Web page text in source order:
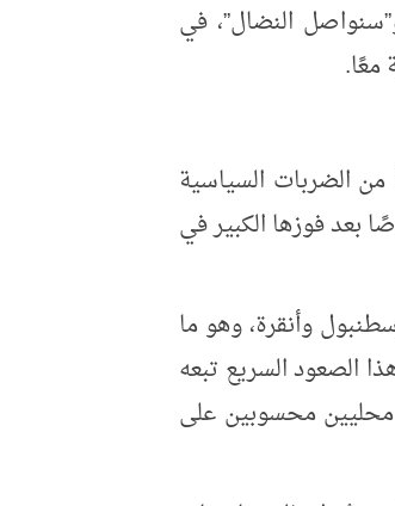
”سنواصل النضال”، في
معًا.
الضربات السياسية
بعد فوزها الكبير في
وأنقرة، وهو ما
الصعود السريع تبعه
محسوبين على